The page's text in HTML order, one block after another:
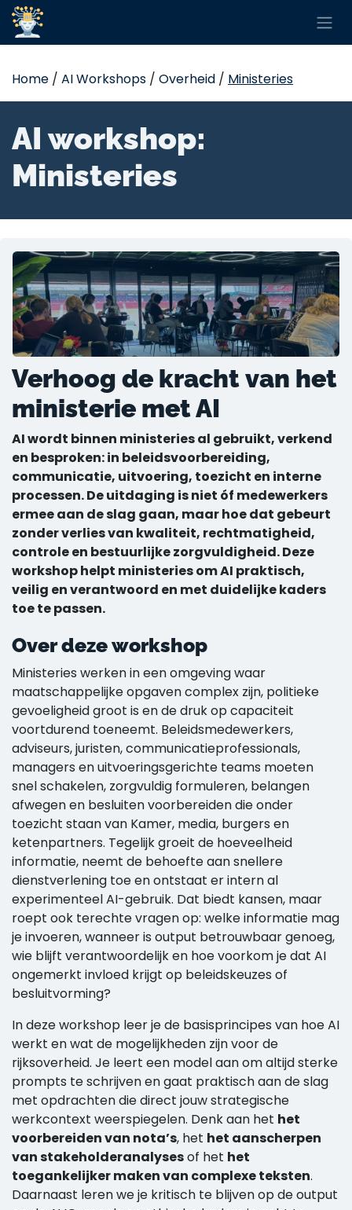
Overslaan naar inhoud
Home / AI Workshops / Overheid / Ministeries
AI workshop:
Ministeries
Verhoog de kracht van het
ministerie met AI
AI wordt binnen ministeries al gebruikt, verkend
en besproken: in beleidsvoorbereiding,
communicatie, uitvoering, toezicht en interne
processen. De uitdaging is niet óf medewerkers
ermee aan de slag gaan, maar hoe dat gebeurt
zonder verlies van kwaliteit, rechtmatigheid,
controle en bestuurlijke zorgvuldigheid. Deze
workshop helpt ministeries om AI praktisch,
veilig en verantwoord en met duidelijke kaders
toe te passen.
Over deze workshop
Ministeries werken in een omgeving waar
maatschappelijke opgaven complex zijn, politieke
gevoeligheid groot is en de druk op capaciteit
voortdurend toeneemt. Beleidsmedewerkers,
adviseurs, juristen, communicatieprofessionals,
managers en uitvoeringsgerichte teams moeten
snel schakelen, zorgvuldig formuleren, belangen
afwegen en besluiten voorbereiden die onder
toezicht staan van Kamer, media, burgers en
ketenpartners. Tegelijk groeit de hoeveelheid
informatie, neemt de behoefte aan snellere
dienstverlening toe en ontstaat er intern al
experimenteel AI-gebruik. Dat biedt kansen, maar
roept ook terechte vragen op: welke informatie mag
je invoeren, wanneer is output betrouwbaar genoeg,
wie blijft verantwoordelijk en hoe voorkom je dat AI
ongemerkt invloed krijgt op beleidskeuzes of
besluitvorming?
In deze workshop leer je de basisprincipes van hoe AI
werkt en wat de mogelijkheden zijn voor de
rijksoverheid. Je leert een model aan om altijd sterke
prompts te schrijven en gaat praktisch aan de slag
met opdrachten die direct jouw strategische
werkcontext weerspiegelen. Denk aan het het
voorbereiden van nota’s, het het aanscherpen
van stakeholderanalysesof het het
toegankelijker maken van complexe teksten.
Daarnaast leren we je kritisch te blijven op de output